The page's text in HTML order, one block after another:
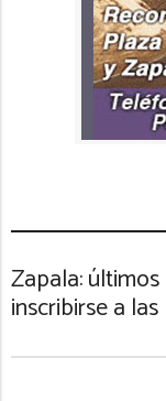
Zapala:
inscribirse a